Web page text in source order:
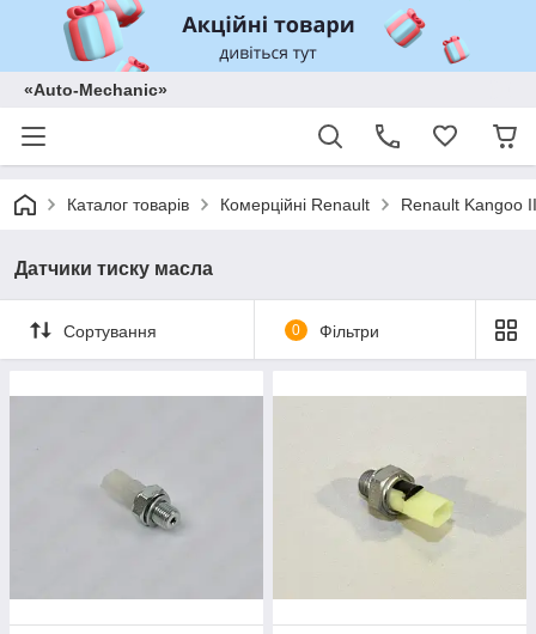
«Auto-Mechanic»
Каталог товарів Комерційні Renault Renault Kangoo
Датчики тиску масла
Сортування 0 Фільтри